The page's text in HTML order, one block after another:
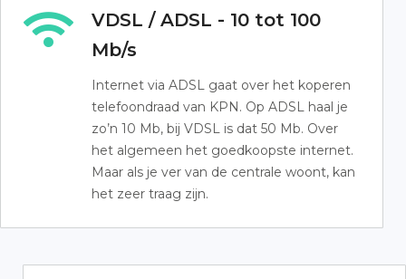
VDSL / ADSL - 10 tot 100
Mb/s
Internet via ADSL gaat over het koperen
telefoondraad van KPN. Op ADSL haal je
zo’n 10 Mb, bij VDSL is dat 50 Mb. Over
het algemeen het goedkoopste internet.
Maar als je ver van de centrale woont, kan
het zeer traag zijn.